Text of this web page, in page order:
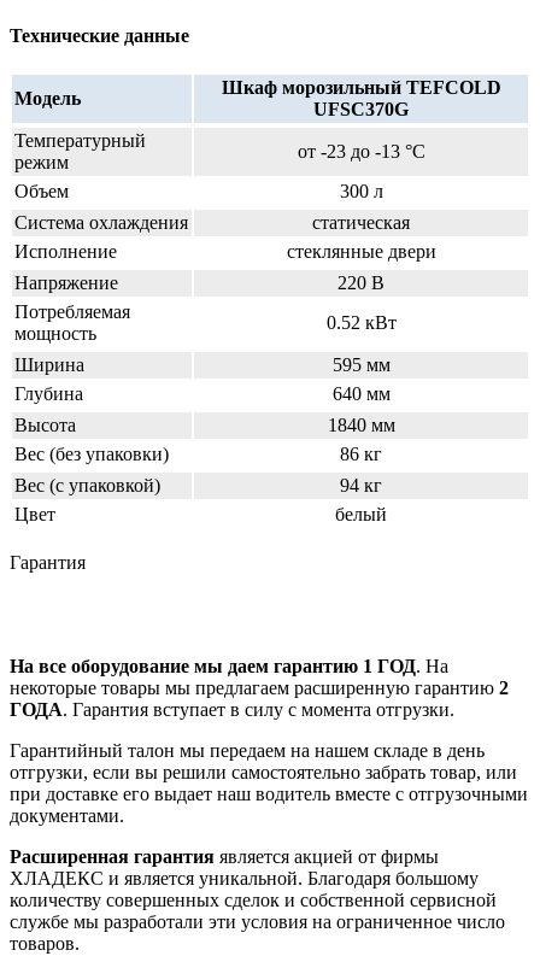
Технические данные
Модель
Шкаф морозильный TEFCOLD
UFSC370G
Температурный
режим
от -23 до -13 °C
Объем
300 л
Система охлаждения
статическая
Исполнение
стеклянные двери
Напряжение
220 В
Потребляемая
мощность
0.52 кВт
Ширина
595 мм
Глубина
640 мм
Высота
1840 мм
Вес (без упаковки)
86 кг
Вес (с упаковкой)
94 кг
Цвет
белый
Гарантия
На все оборудование мы даем гарантию 1 ГОД. На
некоторые товары мы предлагаем расширенную гарантию 2
ГОДА. Гарантия вступает в силу с момента отгрузки.
Гарантийный талон мы передаем на нашем складе в день
отгрузки, если вы решили самостоятельно забрать товар, или
при доставке его выдает наш водитель вместе с отгрузочными
документами.
Расширенная гарантия является акцией от фирмы
ХЛАДЕКС и является уникальной. Благодаря большому
количеству совершенных сделок и собственной сервисной
службе мы разработали эти условия на ограниченное число
товаров.